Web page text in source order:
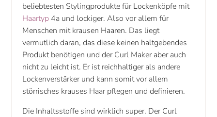
beliebtesten Stylingprodukte für Lockenköpfe mit
Haartyp 4a und lockiger. Also vor allem für
Menschen mit krausen Haaren. Das liegt
vermutlich daran, das diese keinen haltgebendes
Produkt benötigen und der Curl Maker aber auch
nicht zu leicht ist. Er ist reichhaltiger als andere
Lockenverstärker und kann somit vor allem
störrisches krauses Haar pflegen und definieren.
Die Inhaltsstoffe sind wirklich super. Der Curl